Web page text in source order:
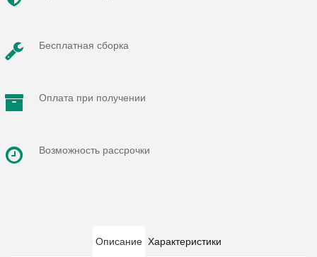
Бесплатная сборка
Оплата при получении
Возможность рассрочки
Описание Характеристики